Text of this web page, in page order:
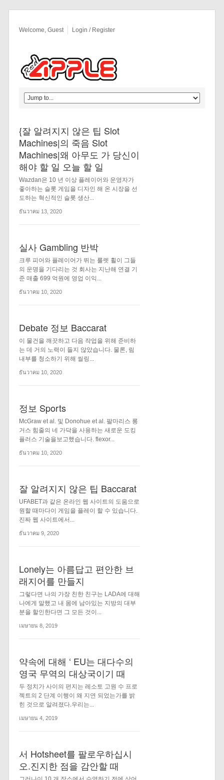
Welcome, Guest Login / Register
{잘 알려지지 않은 팁 Slot
Machines|의 죽음 Slot
Machines|왜 아무도 가 당신이
해야 할 일 오늘 할 일
Wazdan은 10 년 이상 플레이어와 운영자가
좋아하는 슬롯 게임을 디자인 해 온 시장을 선
도하는 혁신적인 슬롯 생산...
ธันวาคม 13, 2020
실사 Gambling 반박
크루 피어와 플레이어가 뛰는 룰렛 휠이 그들
의 운명을 기다리는 것 회사는 지난해 연결 기
준 매출 699 억원에 영업 이익...
ธันวาคม 10, 2020
Debate 정보 Baccarat
이 물건을 깨끗하고 다음 작업을 위해 준비하
는 데 거의 노력이 들지 않았습니다. 물론, 림
내부를 청소하기 위해 씰링...
ธันวาคม 10, 2020
정보 Sports
McGraw et al. 및 Donohue et al. 팔마리스 롱
거스 힘줄의 네 가닥을 사용하는 새로운 도킹
플러스 기술을보고했습니다. flexor...
ธันวาคม 10, 2020
잘 알려지지 않은 팁 Baccarat
UFABET과 같은 온라인 웹 사이트의 도움으로
원할 때마다이 게임을 플레이 할 수 있습니다.
진짜 웹 사이트에서...
ธันวาคม 9, 2020
Lonely는 아름답고 편안한 브
래지어를 만들지
그렇다면 나의 가장 친한 친구는 LADA에 대해
나에게 말했고 내 몸에 남아있는 지방의 대부
분을 할인한다면 그 모든 것이...
เมษายน 8, 2019
약속에 대해 ‘ EU는 대다수의
영국 무역의 대상국이기 때
두 정치가 사이의 편지는 레소토 고원 수 프로
젝트의 2 단계 이행이 왜 지연 되었는가를 밝
힌 것으로 알려졌다.우리는...
เมษายน 4, 2019
서 Hotsheet를 팔로우하십시
오.진지한 점을 감안할 때